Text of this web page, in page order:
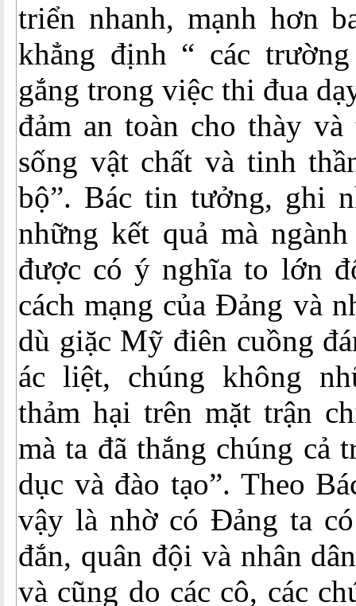
triển nhanh, mạnh hơn
khẳng định “ các
gắng trong việc thi đua
đảm an toàn cho thày
sống vật chất và tinh
bộ”. Bác tin tưởng, ghi
những kết quả mà
được có ý nghĩa to lớn
cách mạng của Đảng và
dù giặc Mỹ điên cuồng
ác liệt, chúng không
thảm hại trên mặt trận
mà ta đã thắng chúng cả
dục và đào tạo”. Theo
vậy là nhờ có Đảng ta
đắn, quân đội và nhân
và cũng do các cô, các